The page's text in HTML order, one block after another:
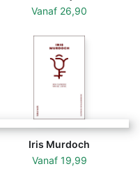
Vanaf 26,90
Iris Murdoch
Vanaf 19,99